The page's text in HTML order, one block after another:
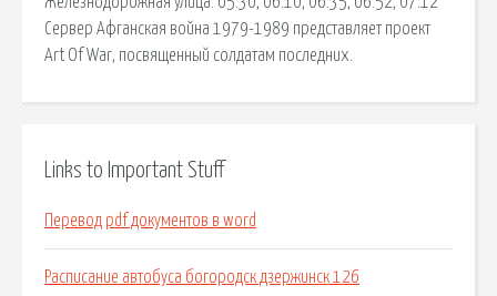
Сервер Афганская война 1979-1989 представляет проект
Art Of War, посвященный солдатам последних.
Links to Important Stuff
Перевод pdf документов в word
Расписание автобуса богородск дзержинск 126